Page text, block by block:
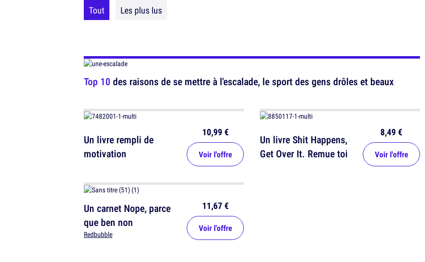
Tout Les plus lus
Top 10 des raisons de se mettre à l'escalade, le sport des gens drôles et beaux
Un livre rempli de
motivation
10,99 €
Voir l'offre
Un carnet Nope, parce
que ben non
Redbubble
11,67 €
Voir l'offre
Un livre Shit Happens,
Get Over It. Remue toi
8,49 €
Voir l'offre